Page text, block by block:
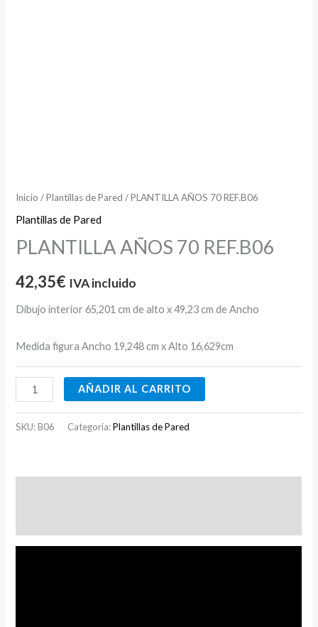
Inicio /Plantillas de Pared / PLANTILLA AÑOS 70 REF.B06
Plantillas de Pared
PLANTILLA AÑOS 70 REF.B06
42,35€ IVA incluido
Dibujo interior 65,201 cm de alto x 49,23 cm de Ancho
Medida figura Ancho 19,248 cm x Alto 16,629cm
AÑADIR AL CARRITO
SKU:B06 Categoría:Plantillas de Pared